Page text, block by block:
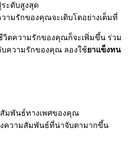
ะดับสูงสุด
มรักของคุณจะเติบโตอย่างเต็มที่
วิตความรักของคุณก็จะเพิ่มขึ้น ร่วม
ความรักของคุณ ลองใช้ยาแข็งทน
มพันธ์ทางเพศของคุณ
ความสัมพันธ์ที่น่าจับตามากขึ้น